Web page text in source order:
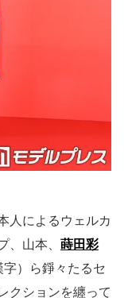
人によるウェルカ
山本、 蒔田彩
字）ら錚々たるセ
クションを纏って